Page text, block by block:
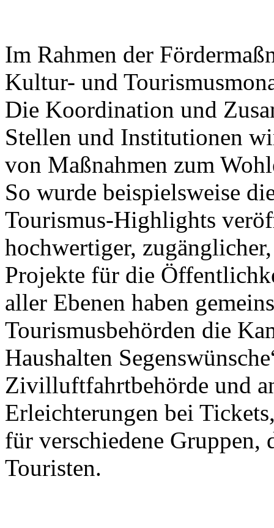
Im Rahmen der
Kultur- und
Die Koordination und
Stellen und Institutionen
von Maßnahmen zum
So wurde beispielsweise
Tourismus-Highlights
hochwertiger,
Projekte für die
aller Ebenen haben
Tourismusbehörden die
Haushalten
Zivilluftfahrtbehörde und
Erleichterungen bei
für verschiedene Gruppen,
Touristen.